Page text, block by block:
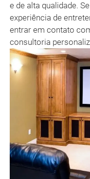
e de alta qualidade.
experiência de
entrar em contato
consultoria